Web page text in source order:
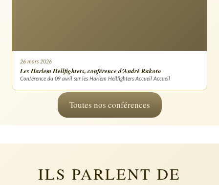
26 mars 2026
Les Harlem Hellfighters, conférence d’André Rakoto
Conférence du 09 avril sur les Harlem Hellfighters Accueil Accueil
Toutes nos conférences
ILS PARLENT DE